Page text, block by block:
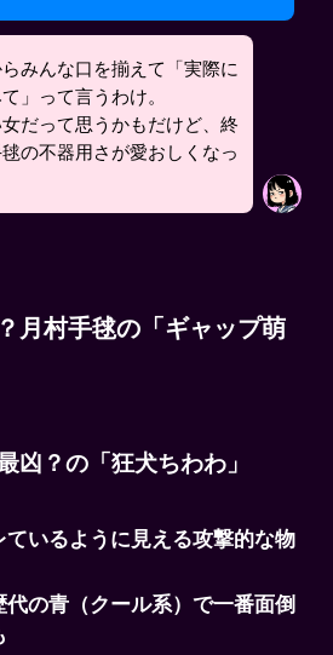
みんな口を揃えて「実際に
」って言うわけ。
だって思うかもだけど、終
の不器用さが愛おしくなっ
月村手毬の「ギャップ萌
凶？の「狂犬ちわわ」
ているように見える攻撃的な物
の青（クール系）で一番面倒